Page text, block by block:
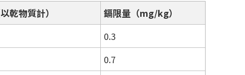
乾物質計）
鎘限量（mg/kg）
0.3
0.7